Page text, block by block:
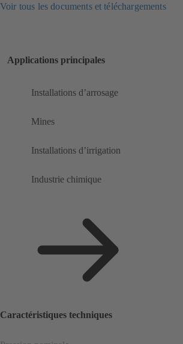
Voir tous les documents et téléchargements
Applications principales
Installations d’arrosage
Mines
Installations d’irrigation
Industrie chimique
Caractéristiques techniques